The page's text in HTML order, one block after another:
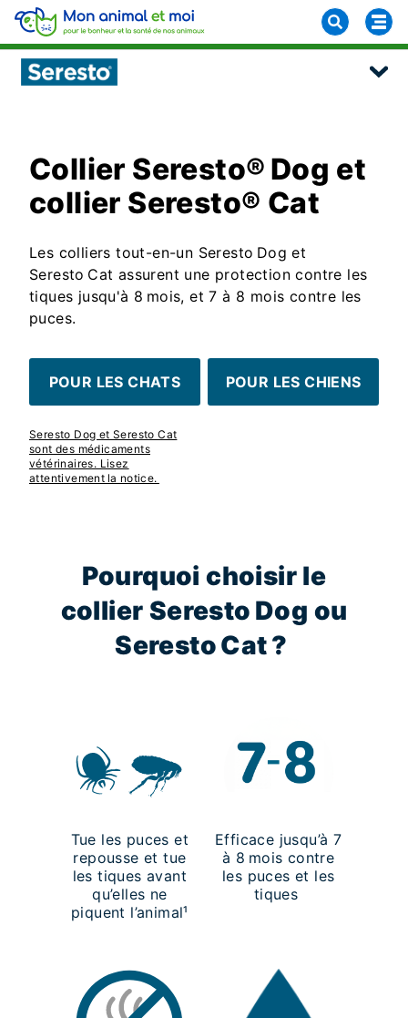
Collier Seresto® Dog et
collier Seresto® Cat
Les colliers tout-en-un Seresto Dog et
Seresto Cat assurent une protection contre les
tiques jusqu'à 8 mois, et 7 à 8 mois contre les
puces.
POUR LES CHATS POUR LES CHIENS
Seresto Dog et Seresto Cat
sont des médicaments
vétérinaires. Lisez
attentivement la notice.
Pourquoi choisir le
collier Seresto Dog ou
Seresto Cat ?
Tue les puces et
repousse et tue
les tiques avant
qu’elles ne
piquent l’animal¹
Efficace jusqu’à 7
à 8 mois contre
les puces et les
tiques